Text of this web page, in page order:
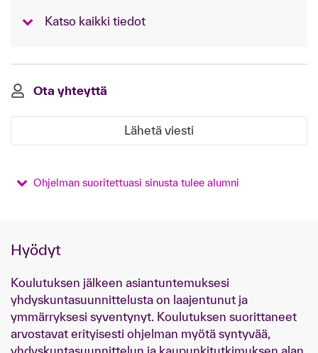
Katso kaikki tiedot
Ota yhteyttä
Lähetä viesti
Ohjelman suoritettuasi sinusta tulee alumni
Hyödyt
Koulutuksen jälkeen asiantuntemuksesi
yhdyskuntasuunnittelusta on laajentunut ja
ymmärryksesi syventynyt. Koulutuksen suorittaneet
arvostavat erityisesti ohjelman myötä syntyvää,